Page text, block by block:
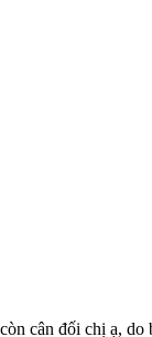
cân đối chị ạ, do